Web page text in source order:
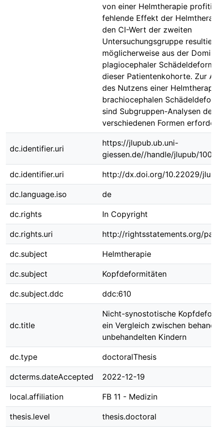
von einer Helmtherapie
fehlende Effekt der
den CI-Wert der zweiten
Untersuchungsgruppe
möglicherweise aus der
plagiocephaler
dieser Patientenkohorte. Zur
des Nutzens einer
brachiocephalen
sind Subgruppen-Analysen der
verschiedenen Formen
dc.identifier.uri
https://jlupub.ub.uni-
giessen.de//handle/jlupub/
dc.identifier.uri http://dx.doi.org/10.22029/
dc.language.iso de
dc.rights In Copyright
dc.rights.uri http://rightsstatements.org/
dc.subject Helmtherapie
dc.subject Kopfdeformitäten
dc.subject.ddc ddc:610
dc.title
Nicht-synostotische
ein Vergleich zwischen
unbehandelten Kindern
dc.type doctoralThesis
dcterms.dateAccepted 2022-12-19
local.affiliation FB 11 - Medizin
thesis.level thesis.doctoral